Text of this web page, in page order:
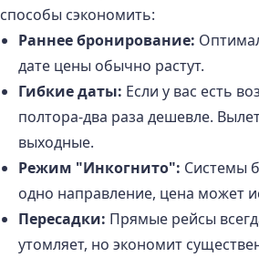
способы сэкономить:
Раннее бронирование:
дате цены обычно растут.
Гибкие даты: Если у вас есть
полтора-два раза дешевле.
выходные.
Режим "Инкогнито": Системы
одно направление, цена может
Пересадки: Прямые рейсы
утомляет, но экономит